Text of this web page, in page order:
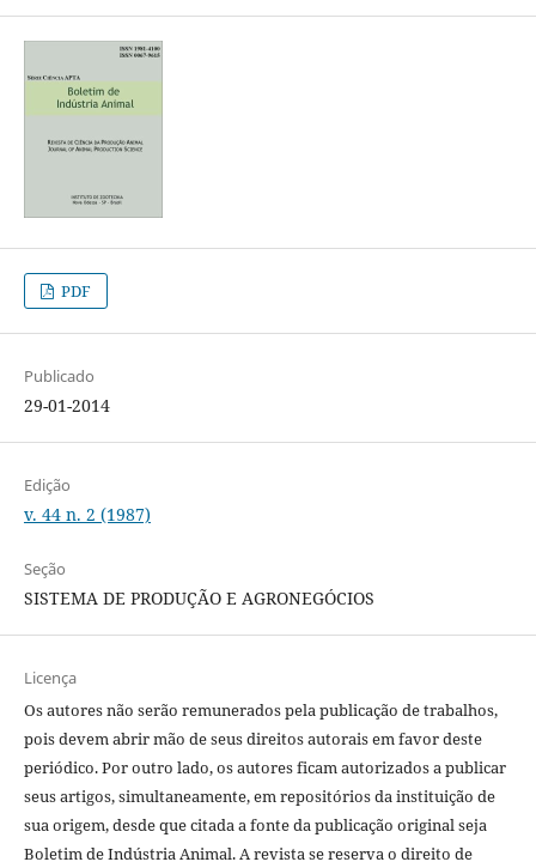
PDF
Publicado
29-01-2014
Edição
v. 44 n. 2 (1987)
Seção
SISTEMA DE PRODUÇÃO E AGRONEGÓCIOS
Licença
Os autores não serão remunerados pela publicação de trabalhos,
pois devem abrir mão de seus direitos autorais em favor deste
periódico. Por outro lado, os autores ficam autorizados a publicar
seus artigos, simultaneamente, em repositórios da instituição de
sua origem, desde que citada a fonte da publicação original seja
Boletim de Indústria Animal. A revista se reserva o direito de